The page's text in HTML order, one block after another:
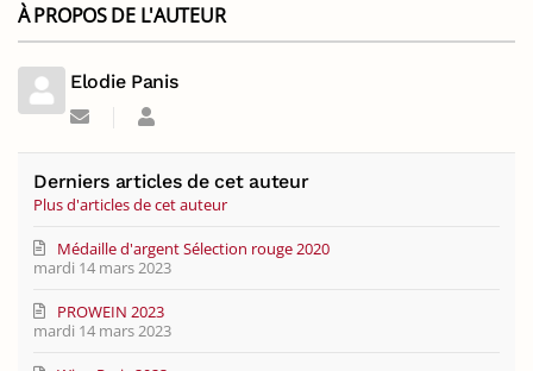
À PROPOS DE L'AUTEUR
Elodie Panis
Suivre
blogueur
Elodie
Derniers articles de cet auteur
Plus d'articles de cet auteur
mardi 14 mars 2023
Médaille d'argent Sélection rouge 2020
mardi 14 mars 2023
PROWEIN 2023